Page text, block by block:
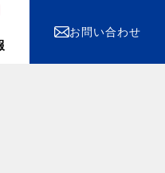
お問い合わせ
とへ
とへ
とへ
とへ
とへ
とへ
とへ
とへ
とへ
とへ
とへ
とへ
とへ